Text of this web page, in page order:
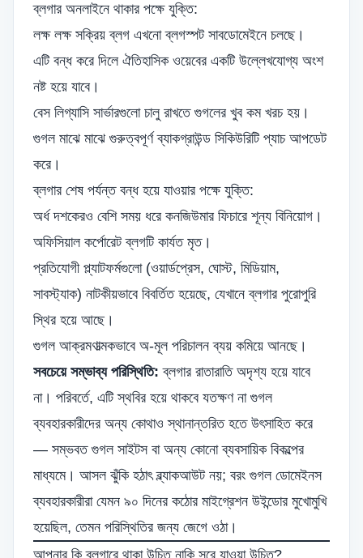
ব্লগার অনলাইনে থাকার পক্ষে যুক্তি:
লক্ষ লক্ষ সক্রিয় ব্লগ এখনো ব্লগস্পট সাবডোমেইনে চলছে।
এটি বন্ধ করে দিলে ঐতিহাসিক ওয়েবের একটি উল্লেখযোগ্য অংশ
নষ্ট হয়ে যাবে।
বেস লিগ্যাসি সার্ভারগুলো চালু রাখতে গুগলের খুব কম খরচ হয়।
গুগল মাঝে মাঝে গুরুত্বপূর্ণ ব্যাকগ্রাউন্ড সিকিউরিটি প্যাচ আপডেট
করে।
ব্লগার শেষ পর্যন্ত বন্ধ হয়ে যাওয়ার পক্ষে যুক্তি:
অর্ধ দশকেরও বেশি সময় ধরে কনজিউমার ফিচারে শূন্য বিনিয়োগ।
অফিসিয়াল কর্পোরেট ব্লগটি কার্যত মৃত।
প্রতিযোগী প্ল্যাটফর্মগুলো (ওয়ার্ডপ্রেস, ঘোস্ট, মিডিয়াম,
সাবস্ট্যাক) নাটকীয়ভাবে বিবর্তিত হয়েছে, যেখানে ব্লগার পুরোপুরি
স্থির হয়ে আছে।
গুগল আক্রমণাত্মকভাবে অ-মূল পরিচালন ব্যয় কমিয়ে আনছে।
সবচেয়ে সম্ভাব্য পরিস্থিতি: ব্লগার রাতারাতি অদৃশ্য হয়ে যাবে
না। পরিবর্তে, এটি স্থবির হয়ে থাকবে যতক্ষণ না গুগল
ব্যবহারকারীদের অন্য কোথাও স্থানান্তরিত হতে উৎসাহিত করে
— সম্ভবত গুগল সাইটস বা অন্য কোনো ব্যবসায়িক বিকল্পের
মাধ্যমে। আসল ঝুঁকি হঠাৎ ব্ল্যাকআউট নয়; বরং গুগল ডোমেইনস
ব্যবহারকারীরা যেমন ৯০ দিনের কঠোর মাইগ্রেশন উইন্ডোর মুখোমুখি
হয়েছিল, তেমন পরিস্থিতির জন্য জেগে ওঠা।
আপনার কি ব্লগারে থাকা উচিত নাকি সরে যাওয়া উচিত?